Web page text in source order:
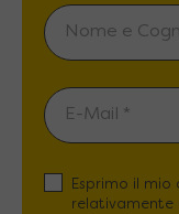
Esprimo il
relativamente